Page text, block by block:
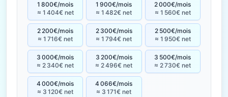
1 800€/mois
≈ 1 404€ net
1 900€/mois
≈ 1 482€ net
2 000€/mois
≈ 1 560€ net
2 200€/mois
≈ 1 716€ net
2 300€/mois
≈ 1 794€ net
2 500€/mois
≈ 1 950€ net
3 000€/mois
≈ 2 340€ net
3 200€/mois
≈ 2 496€ net
3 500€/mois
≈ 2 730€ net
4 000€/mois
≈ 3 120€ net
4 066€/mois
≈ 3 171€ net